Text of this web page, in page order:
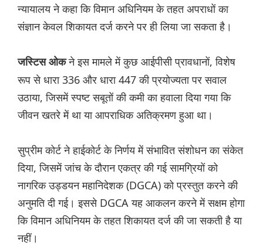
न्यायालय ने कहा कि विमान अधिनियम के तहत अपराधों का
संज्ञान केवल शिकायत दर्ज करने पर ही लिया जा सकता है।
जस्टिस ओकने इस मामले में कुछ आईपीसी प्रावधानों, विशेष
रूप से धारा 336 और धारा 447 की प्रयोज्यता पर सवाल
उठाया, जिसमें स्पष्ट सबूतों की कमी का हवाला दिया गया कि
जीवन खतरे में था या आपराधिक अतिक्रमण हुआ था।
सुप्रीम कोर्ट ने हाईकोर्ट के निर्णय में संभावित संशोधन का संकेत
दिया, जिसमें जांच के दौरान एकत्र की गई सामग्रियों को
नागरिक उड्डयन महानिदेशक (DGCA) को प्रस्तुत करने की
अनुमति दी गई। इससे DGCA यह आकलन करने में सक्षम होगा
कि विमान अधिनियम के तहत शिकायत दर्ज की जा सकती है या
नहीं।